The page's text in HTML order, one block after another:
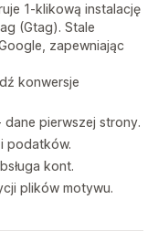
1-klikową instalację
(Gtag). Stale
zapewniając
konwersje
dane pierwszej strony.
podatków.
kont.
plików motywu.